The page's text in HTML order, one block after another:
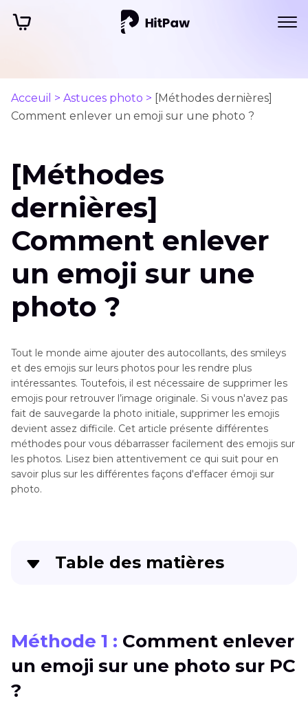
Acceuil > Astuces photo > [Méthodes dernières]
Comment enlever un emoji sur une photo ?
[Méthodes
dernières]
Comment enlever
un emoji sur une
photo ?
Tout le monde aime ajouter des autocollants, des smileys
et des emojis sur leurs photos pour les rendre plus
intéressantes. Toutefois, il est nécessaire de supprimer les
emojis pour retrouver l’image originale. Si vous n'avez pas
fait de sauvegarde la photo initiale, supprimer les emojis
devient assez difficile. Cet article présente différentes
méthodes pour vous débarrasser facilement des emojis sur
les photos. Lisez bien attentivement ce qui suit pour en
savoir plus sur les différentes façons d'effacer émoji sur
photo.
Table des matières
Méthode 2 : Comment supprimer un emoji sur
une photo
Méthode 1 : Comment enlever
un emoji sur une photo sur PC
?